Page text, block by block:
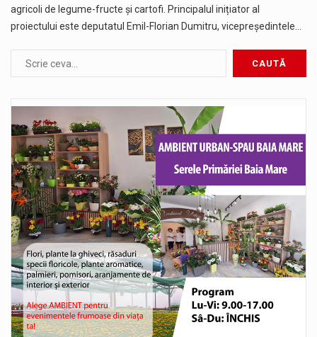
agricoli de legume-fructe și cartofi. Principalul inițiator al
proiectului este deputatul Emil-Florian Dumitru, vicepreședintele…